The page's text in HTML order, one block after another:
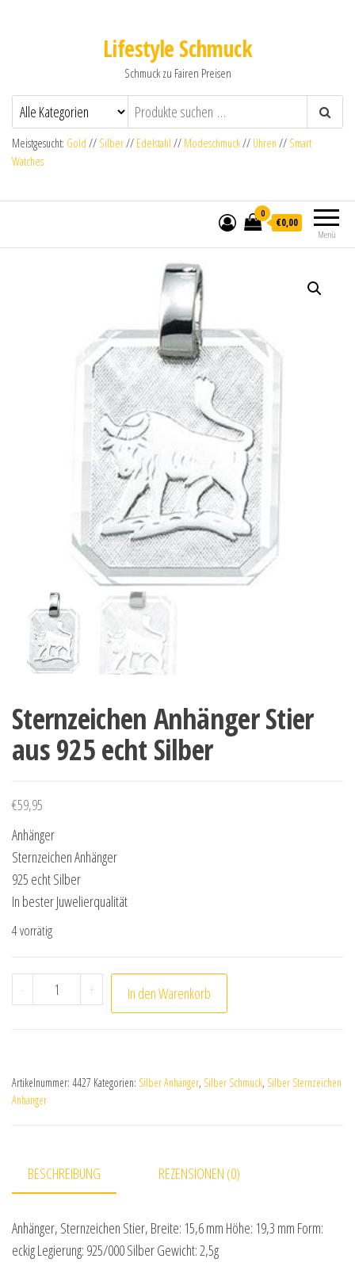
Lifestyle Schmuck
Schmuck zu Fairen Preisen
Meistgesucht: Gold // Silber// Edelstahl // Modeschmuck// Uhren // Smart
Watches
Menü
0
€0,00
Sternzeichen Anhänger Stier
aus 925 echt Silber
€59,95
Anhänger
Sternzeichen Anhänger
925 echt Silber
In bester Juwelierqualität
4 vorrätig
- Sternzeichen Anhänger Stier aus 925 echt Silber Menge
+ In den Warenkorb
Artikelnummer: 4427 Kategorien: Silber Anhänger, Silber Schmuck, Silber Sternzeichen
Anhänger
BESCHREIBUNG REZENSIONEN (0)
Anhänger, Sternzeichen Stier, Breite: 15,6 mm Höhe: 19,3 mm Form:
eckig Legierung: 925/000 Silber Gewicht: 2,5g